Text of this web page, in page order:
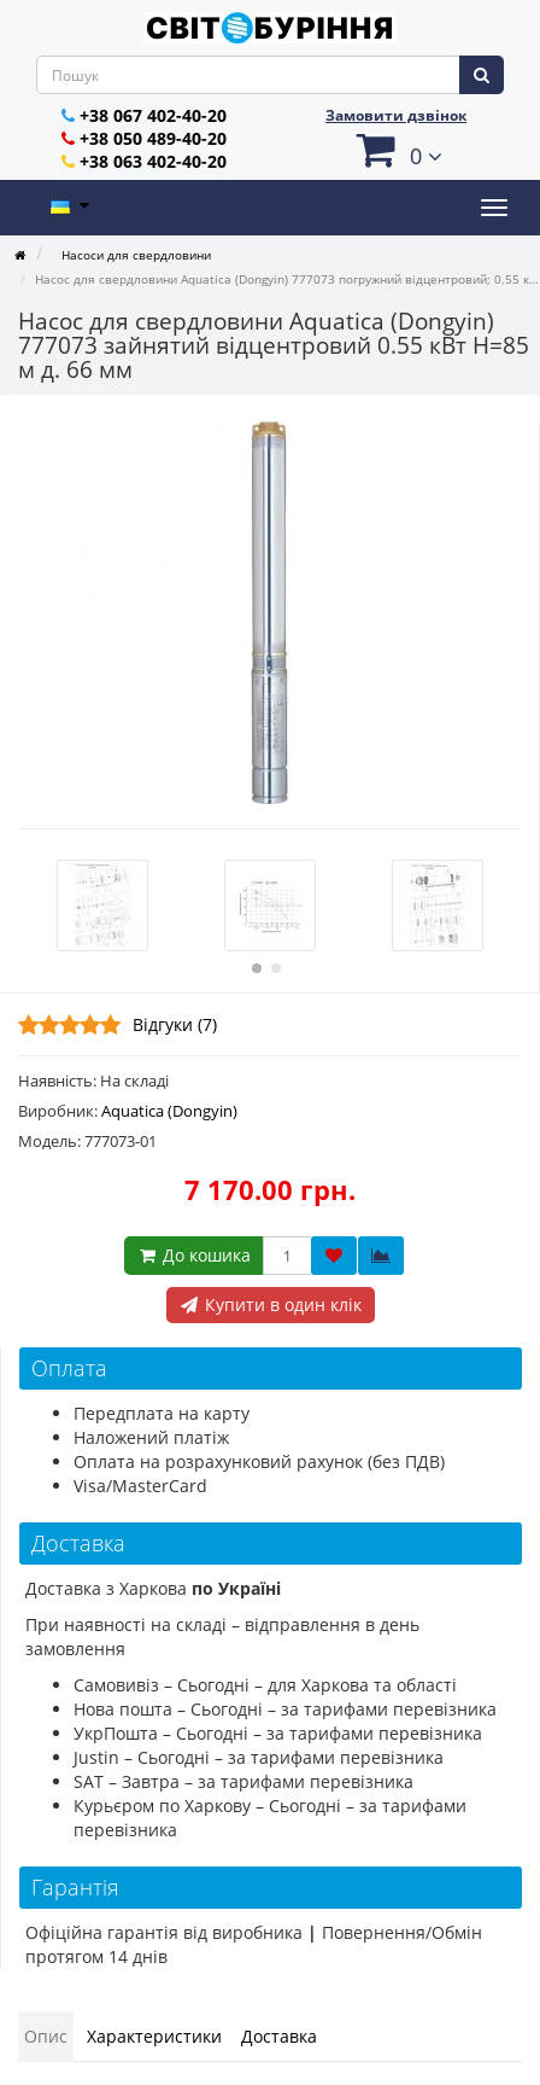
+38 067 402-40-20
+38 050 489-40-20
+38 063 402-40-20
Замовити дзвінок
0
Насоси для свердловини
Насос для свердловини Aquatica (Dongyin) 777073 погружний відцентровий; 0.55 кВт; h=85 м; Ø66 мм
Насос для свердловини Aquatica (Dongyin)
777073 зайнятий відцентровий 0.55 кВт H=85
м д. 66 мм
Відгуки (7)
Наявність: На складі
Виробник:Aquatica (Dongyin)
Модель: 777073-01
7 170.00 грн.
До кошика
Купити в один клік
Оплата
Передплата на карту
Наложений платіж
Оплата на розрахунковий рахунок (без ПДВ)
Visa/MasterCard
Доставка
Доставка з Харкова по Україні
При наявності на складі – відправлення в день
замовлення
Самовивіз – Сьогодні – для Харкова та області
Нова пошта – Сьогодні – за тарифами перевізника
УкрПошта – Сьогодні – за тарифами перевізника
Justin – Сьогодні – за тарифами перевізника
SAT – Завтра – за тарифами перевізника
Курьєром по Харкову – Сьогодні – за тарифами
перевізника
Гарантія
Офіційна гарантія від виробника | Повернення/Обмін
протягом 14 днів
Опис Характеристики Доставка